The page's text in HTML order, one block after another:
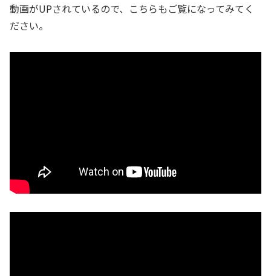
動画がUPされているので、こちらもご覧になってみてく
ださい。